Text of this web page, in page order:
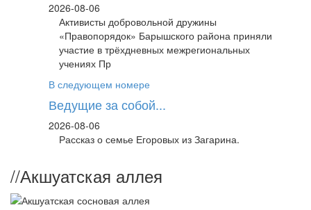
2026-08-06
Активисты добровольной дружины
«Правопорядок» Барышского района приняли
участие в трёхдневных межрегиональных
учениях Пр
В следующем номере
Ведущие за собой...
2026-08-06
Рассказ о семье Егоровых из Загарина.
//Акшуатская аллея